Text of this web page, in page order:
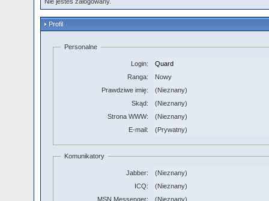
Profil
Personalne
Login:
Quard
Ranga:
Nowy
Prawdziwe imię:
(Nieznany)
Skąd:
(Nieznany)
Strona WWW:
(Nieznany)
E-mail:
(Prywatny)
Komunikatory
Jabber:
(Nieznany)
ICQ:
(Nieznany)
MSN Messenger:
(Nieznany)